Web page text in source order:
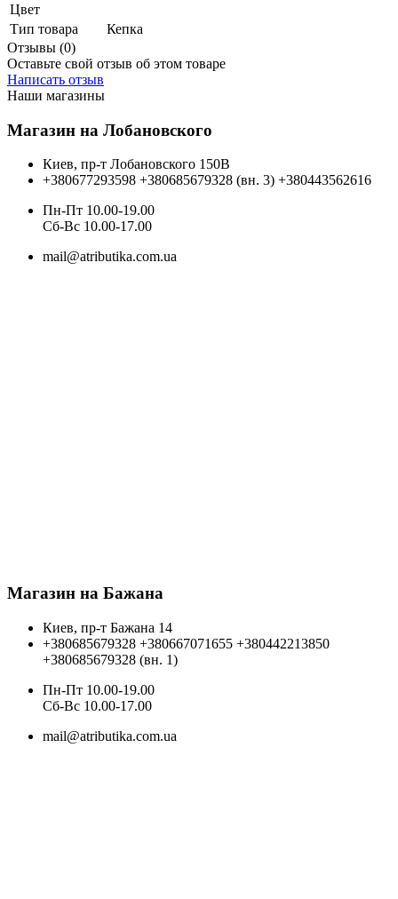
Цвет
Тип товара
Кепка
Отзывы (0)
Оставьте свой отзыв об этом товаре
Написать отзыв
Наши магазины
Магазин на Лобановского
Киев, пр-т Лобановского 150В
+380677293598 +380685679328 (вн. 3) +380443562616
Пн-Пт 10.00-19.00
Cб-Вс 10.00-17.00
mail@atributika.com.ua
Магазин на Бажана
Киев, пр-т Бажана 14
+380685679328 +380667071655 +380442213850
+380685679328 (вн. 1)
Пн-Пт 10.00-19.00
Cб-Вс 10.00-17.00
mail@atributika.com.ua